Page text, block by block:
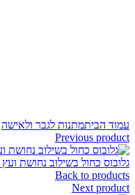
עמוד הביתמתנות לגבר ולאישה
Previous product
גלובוס כחול בשילוב נחושת ועץ
Back to products
Next product